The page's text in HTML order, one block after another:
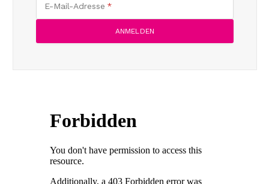
E-Mail-Adresse